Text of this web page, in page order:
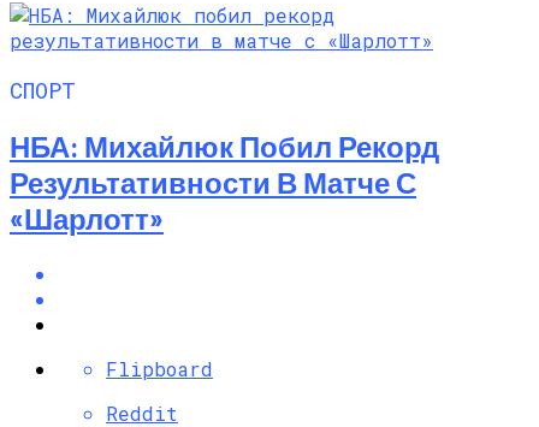
СПОРТ
НБА: Михайлюк Побил Рекорд
Результативности В Матче С
«Шарлотт»
Flipboard
Reddit